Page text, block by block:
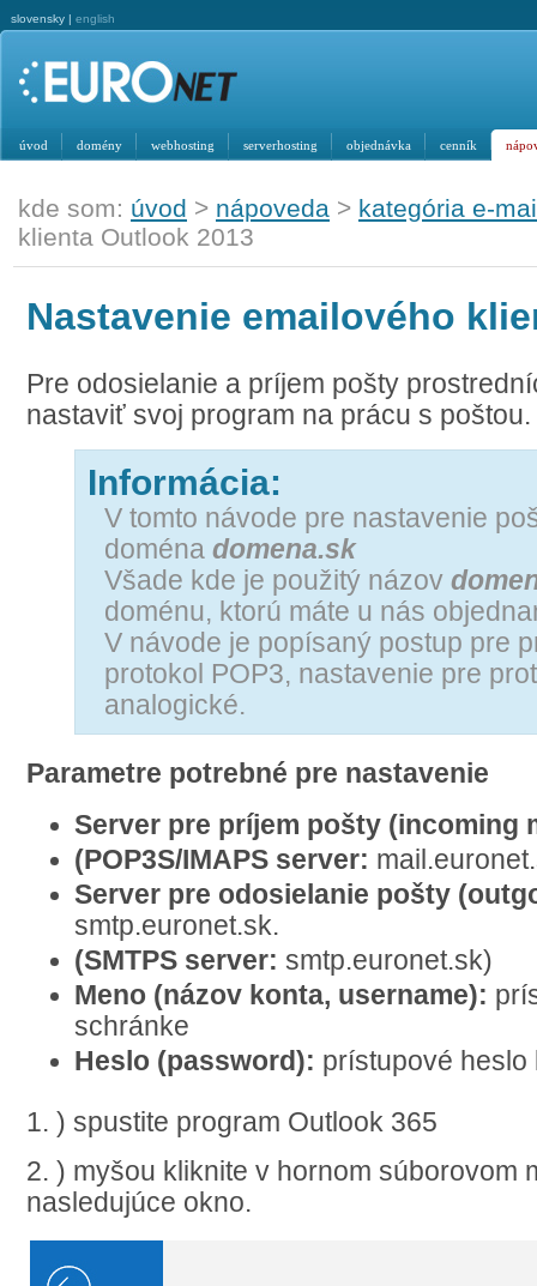
slovensky | english
úvod domény webhosting serverhosting objednávka cenník
kde som: úvod > nápoveda > kategória e-
klienta Outlook 2013
Nastavenie emailového
Pre odosielanie a príjem pošty
nastaviť svoj program na prácu s poštou.
Informácia:
V tomto návode pre nastavenie
doména domena.sk
Všade kde je použitý názov
doménu, ktorú máte u nás
V návode je popísaný postup pre
protokol POP3, nastavenie pre
analogické.
Parametre potrebné pre nastavenie
Server pre príjem pošty (incoming
(POP3S/IMAPS server:
Server pre odosielanie pošty
smtp.euronet.sk.
(SMTPS server: smtp.euronet.sk)
Meno (názov konta, username):
schránke
Heslo (password): prístupové
1. ) spustite program Outlook 365
2. ) myšou kliknite v hornom súborovom
nasledujúce okno.